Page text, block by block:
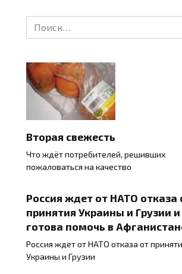
Search
for:
Вторая свежесть
Что ждёт потребителей, решивших
пожаловаться на качество
Россия ждет от НАТО отказа
принятия Украины и Грузии и
готова помочь в
Россия ждет от НАТО отказа от
Украины и Грузии